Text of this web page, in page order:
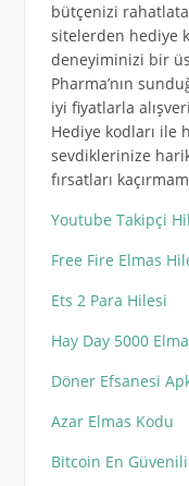
bütçenizi
sitelerden hediye
deneyiminizi bir
Pharma’nın
iyi fiyatlarla
Hediye kodları ile
sevdiklerinize
fırsatları
Youtube Takipçi
Free Fire Elmas
Ets 2 Para Hilesi
Hay Day 5000
Döner Efsanesi
Azar Elmas Kodu
Bitcoin En